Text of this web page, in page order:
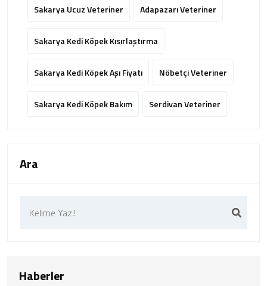
Sakarya Ucuz Veteriner Adapazarı Veteriner
Sakarya Kedi Köpek Kısırlaştırma
Sakarya Kedi Köpek Aşı Fiyatı Nöbetçi Veteriner
Sakarya Kedi Köpek Bakım Serdivan Veteriner
Ara
Haberler